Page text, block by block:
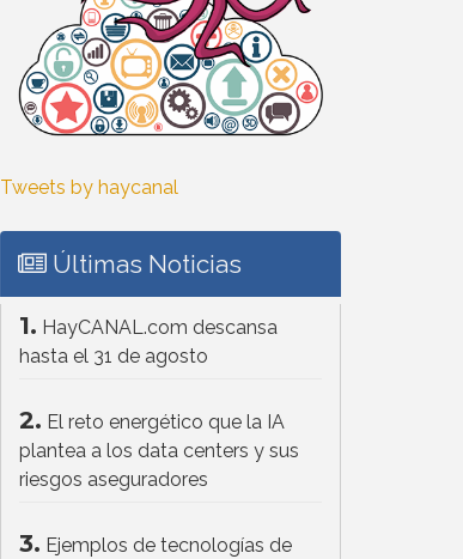
Tweets by haycanal
Últimas Noticias
1. HayCANAL.com descansa
hasta el 31 de agosto
2. El reto energético que la IA
plantea a los data centers y sus
riesgos aseguradores
3. Ejemplos de tecnologías de